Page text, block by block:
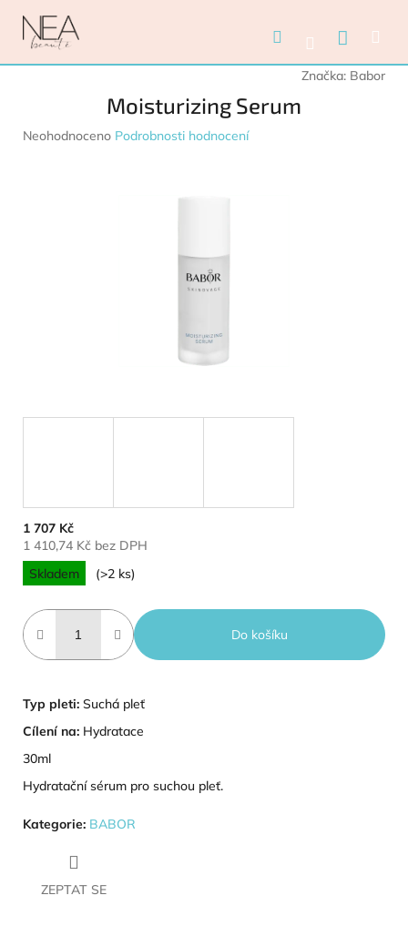
HledatPřihlášení
Značka: Babor
Moisturizing Serum
Průměrné hodnocení produktu je 0,0 z 5 hvězdiček.
Neohodnoceno Podrobnosti hodnocení
1 707 Kč
1 410,74 Kč bez DPH
Měrná cena:
Skladem (>2 ks)
Do košíku
Typ pleti: Suchá pleť
Cílení na: Hydratace
30ml
Hydratační sérum pro suchou pleť.
Kategorie: BABOR
ZEPTAT SE